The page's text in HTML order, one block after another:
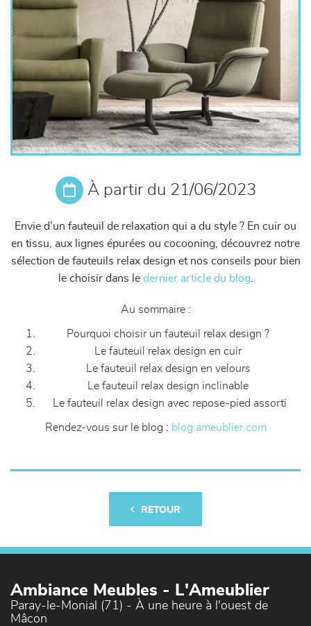
À partir du 21/06/2023
Envie d’un fauteuil de relaxation qui a du style ? En cuir ou
en tissu, aux lignes épurées ou cocooning, découvrez notre
sélection de fauteuils relax design et nos conseils pour bien
le choisir dans le dernier article du blog.
Au sommaire :
Pourquoi choisir un fauteuil relax design ?
Le fauteuil relax design en cuir
Le fauteuil relax design en velours
Le fauteuil relax design inclinable
Le fauteuil relax design avec repose-pied assorti
Rendez-vous sur le blog : blog.ameublier.com
RETOUR
Ambiance Meubles - L'Ameublier
Paray-le-Monial (71) - À une heure à l'ouest de
Mâcon